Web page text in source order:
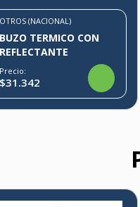
OTROS (NACIONAL)
BUZO TERMICO CON
REFLECTANTE
Precio:
$31.342